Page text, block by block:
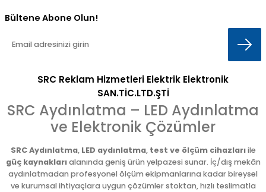
Bültene Abone Olun!
SRC Reklam Hizmetleri Elektrik Elektronik
SAN.TİC.LTD.ŞTİ
SRC Aydınlatma – LED Aydınlatma
ve Elektronik Çözümler
SRC Aydınlatma, LED aydınlatma, test ve ölçüm cihazlarıile
güç kaynaklarıalanında geniş ürün yelpazesi sunar. İç/dış mekân
aydınlatmadan profesyonel ölçüm ekipmanlarına kadar bireysel
ve kurumsal ihtiyaçlara uygun çözümler stoktan, hızlı teslimatla